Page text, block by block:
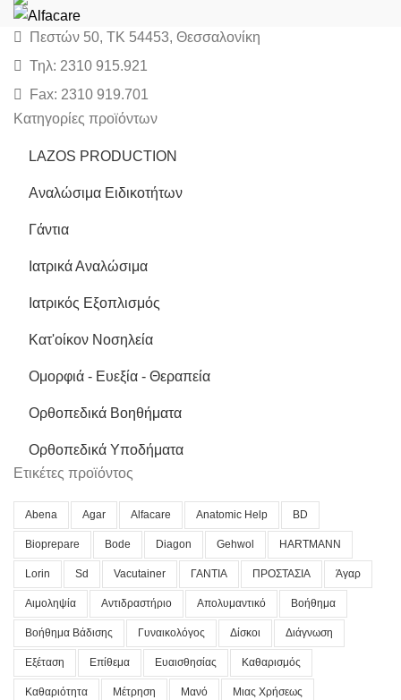
Πεστών 50, ΤΚ 54453, Θεσσαλονίκη
Τηλ: 2310 915.921
Fax: 2310 919.701
Κατηγορίες προϊόντων
LAZOS PRODUCTION
Αναλώσιμα Ειδικοτήτων
Γάντια
Ιατρικά Αναλώσιμα
Ιατρικός Εξοπλισμός
Κατ'οίκον Νοσηλεία
Ομορφιά - Ευεξία - Θεραπεία
Ορθοπεδικά Βοηθήματα
Ορθοπεδικά Υποδήματα
Ετικέτες προϊόντος
Abena Agar Alfacare Anatomic Help BD
Bioprepare Bode Diagon Gehwol HARTMANN
Lorin Sd Vacutainer ΓΑΝΤΙΑ ΠΡΟΣΤΑΣΙΑ Άγαρ
Αιμοληψία Αντιδραστήριο Απολυμαντικό Βοήθημα
Βοήθημα Βάδισης Γυναικολόγος Δίσκοι Διάγνωση
Εξέταση Επίθεμα Ευαισθησίας Καθαρισμός
Καθαριότητα Μέτρηση Μανό Μιας Χρήσεως